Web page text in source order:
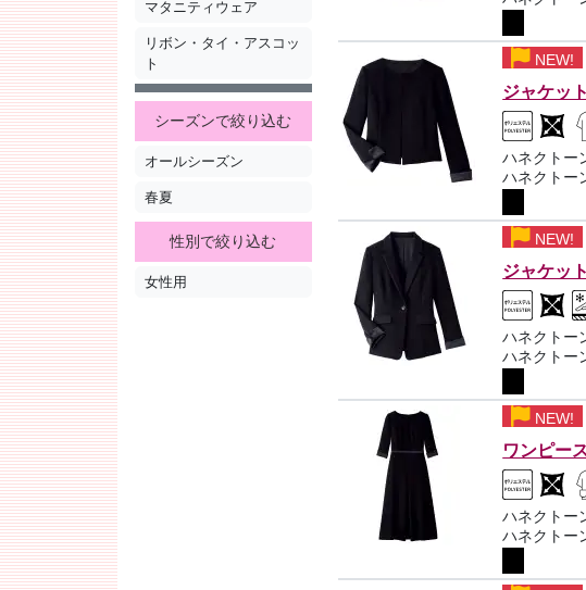
マタニティウェア
リボン・タイ・アスコッ
ト
シーズンで絞り込む
オールシーズン
春夏
性別で絞り込む
女性用
NEW!
ジャケッ
ハネクトー
ハネクトー
NEW!
ジャケッ
ハネクトー
ハネクトー
NEW!
ワンピー
ハネクトー
ハネクトー